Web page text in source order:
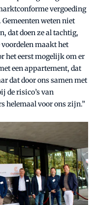
vergoeding
weten niet
dat doen ze al tachtig,
voordelen maakt het
het eerst mogelijk om er
een appartement, dat
dat door ons samen met
de risico’s van
helemaal voor ons zijn.”